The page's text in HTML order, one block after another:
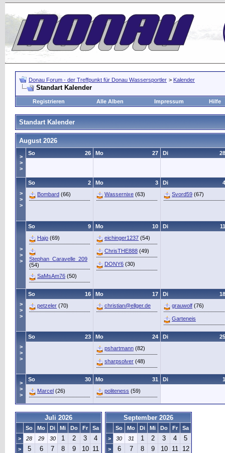
Donau Forum - der Treffpunkt für Donau Wassersportler > Kalender
Standart Kalender
Registrieren Alle Alben Impressum Hilfe
Standart Kalender
August 2026
>
>
>
26
So 27
Mo 28
Di
>
>
>
2
So
Bombard (66)
3
Mo
Wassernixe (63)
4
Di
Svord59 (67)
>
>
>
9
So
Hajo (69)
Stephan_Caravelle_209
(54)
SaMsAm76 (50)
10
Mo
eichinger1237 (54)
ChrisTHE888 (49)
DONY6 (30)
11
Di
>
>
>
16
So
petzeler (70)
17
Mo
christian@ellger.de
18
Di
grauwolf (76)
Garteneis
>
>
>
23
So 24
Mo
pshartmann (82)
sharpsolver (48)
25
Di
>
>
>
30
So
Marcel (26)
31
Mo
politeness (59)
1
Di
Juli 2026
So Mo Di Mi Do Fr
Sa
>
28 29 30 1 2 3 4
> 5 6 7 8 9 10 11
September 2026
So Mo Di Mi Do Fr
Sa
>
30 31 1 2 3 4 5
> 6 7 8 9 10 11 12